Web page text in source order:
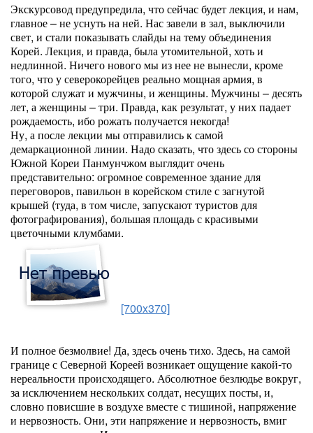
Экскурсовод предупредила, что сейчас будет лекция, и нам,
главное – не уснуть на ней. Нас завели в зал, выключили
свет, и стали показывать слайды на тему объединения
Корей. Лекция, и правда, была утомительной, хоть и
недлинной. Ничего нового мы из нее не вынесли, кроме
того, что у северокорейцев реально мощная армия, в
которой служат и мужчины, и женщины. Мужчины – десять
лет, а женщины – три. Правда, как результат, у них падает
рождаемость, ибо рожать получается некогда!
Ну, а после лекции мы отправились к самой
демаркационной линии. Надо сказать, что здесь со стороны
Южной Кореи Панмунчжом выглядит очень
представительно: огромное современное здание для
переговоров, павильон в корейском стиле с загнутой
крышей (туда, в том числе, запускают туристов для
фотографирования), большая площадь с красивыми
цветочными клумбами.
[700x370]
И полное безмолвие! Да, здесь очень тихо. Здесь, на самой
границе с Северной Кореей возникает ощущение какой-то
нереальности происходящего. Абсолютное безлюдье вокруг,
за исключением нескольких солдат, несущих посты, и,
словно повисшие в воздухе вместе с тишиной, напряжение
и нервозность. Они, эти напряжение и нервозность, вмиг